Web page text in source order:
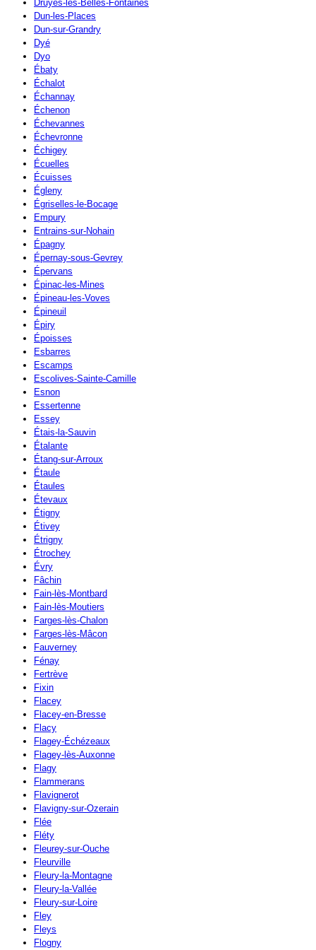
Druyes-les-Belles-Fontaines
Dun-les-Places
Dun-sur-Grandry
Dyé
Dyo
Ébaty
Échalot
Échannay
Échenon
Échevannes
Échevronne
Échigey
Écuelles
Écuisses
Égleny
Égriselles-le-Bocage
Empury
Entrains-sur-Nohain
Épagny
Épernay-sous-Gevrey
Épervans
Épinac-les-Mines
Épineau-les-Voves
Épineuil
Épiry
Époisses
Esbarres
Escamps
Escolives-Sainte-Camille
Esnon
Essertenne
Essey
Étais-la-Sauvin
Étalante
Étang-sur-Arroux
Étaule
Étaules
Étevaux
Étigny
Étivey
Étrigny
Étrochey
Évry
Fâchin
Fain-lès-Montbard
Fain-lès-Moutiers
Farges-lès-Chalon
Farges-lès-Mâcon
Fauverney
Fénay
Fertrève
Fixin
Flacey
Flacey-en-Bresse
Flacy
Flagey-Échézeaux
Flagey-lès-Auxonne
Flagy
Flammerans
Flavignerot
Flavigny-sur-Ozerain
Flée
Fléty
Fleurey-sur-Ouche
Fleurville
Fleury-la-Montagne
Fleury-la-Vallée
Fleury-sur-Loire
Fley
Fleys
Flogny